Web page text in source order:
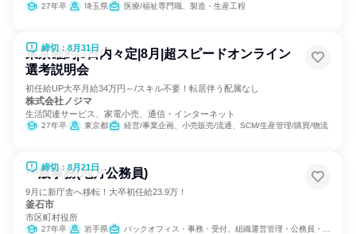
27年卒 埼玉県 医療/福祉専門職、製造・生産工程
締切：8月31日
東京確約|3日内々定|8月|超スピードオンライン
選考説明会
初任給UP大卒月給34万円～/スキル不要！転居伴う配属なし
株式会社ノジマ
生活関連サービス、家電小売、通信・インターネット
27年卒 東京都 経営/事業企画、小売販売/流通、SCM/生産管理/購買/物流
締切：8月21日
一般事務(地方公務員)
9月に新庁舎へ移転！大卒初任給23.9万！
釜石市
市区町村役所
27年卒 岩手県 バックオフィス・事務・受付、組織運営管理・公務員・事務系職種